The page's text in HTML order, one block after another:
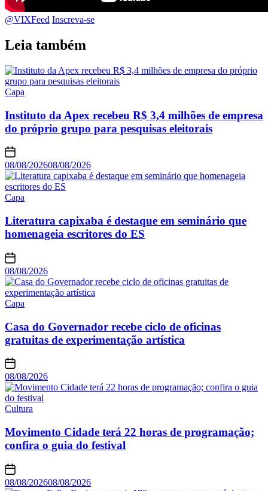
@VIXFeed Inscreva-se
Leia também
Capa
Instituto da Apex recebeu R$ 3,4 milhões de empresa
do próprio grupo para pesquisas eleitorais
08/08/202608/08/2026
Capa
Literatura capixaba é destaque em seminário que
homenageia escritores do ES
08/08/2026
Capa
Casa do Governador recebe ciclo de oficinas
gratuitas de experimentação artística
08/08/2026
Cultura
Movimento Cidade terá 22 horas de programação;
confira o guia do festival
08/08/202608/08/2026